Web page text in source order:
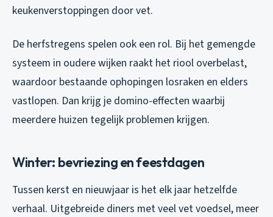
keukenverstoppingen door vet.
De herfstregens spelen ook een rol. Bij het gemengde
systeem in oudere wijken raakt het riool overbelast,
waardoor bestaande ophopingen losraken en elders
vastlopen. Dan krijg je domino-effecten waarbij
meerdere huizen tegelijk problemen krijgen.
Winter: bevriezing en feestdagen
Tussen kerst en nieuwjaar is het elk jaar hetzelfde
verhaal. Uitgebreide diners met veel vet voedsel, meer